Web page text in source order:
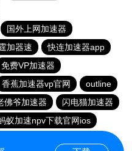
国外上网加速器
加器速
快连加速器app
免费VP加速器
香蕉加速器vp官网
outline
佛爷加速器
闪电猫加速器
蚁加速npv下载官网ios